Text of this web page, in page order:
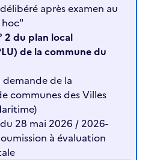
après examen au
hoc"
2 du plan local
de la commune du
de la
communes des Villes
28 mai 2026 / 2026-
à évaluation